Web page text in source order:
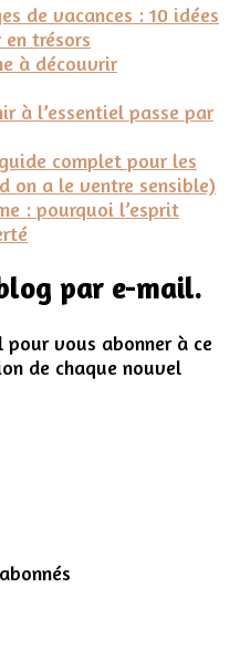
de vacances : 10 idées
trésors
à découvrir
à l’essentiel passe par
complet pour les
on a le ventre sensible)
: pourquoi l’esprit
par e-mail.
pour vous abonner à ce
de chaque nouvel